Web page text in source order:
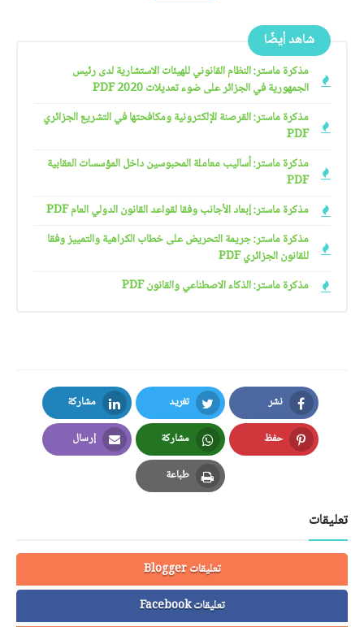
شاهد أيضًا
مذكرة ماستر: النظام القانوني للهيئات الاستشارية لدى رئيس
الجمهورية في الجزائر على ضوء تعديلات 2020 PDF
مذكرة ماستر: القرصنة الإلكترونية ومكافحتها في التشريع الجزائري
PDF
مذكرة ماستر: أساليب معاملة المحبوسين داخل المؤسسات العقابية
PDF
مذكرة ماستر: إبعاد الأجانب وفقا لقواعد القانون الدولي العام PDF
مذكرة ماستر: جريمة التحريض على خطاب الكراهية والتمييز وفقا
للقانون الجزائري PDF
مذكرة ماستر: الذكاء الاصطناعي والقانون PDF
نشر
Facebook
تغريد
Twitter
مشاركة
LinkedIn
حفظ
Pinterest
مشاركة
Whatsapp
إرسال
Email
طباعة
Print
تعليقات
تعليقات Blogger
تعليقات Facebook